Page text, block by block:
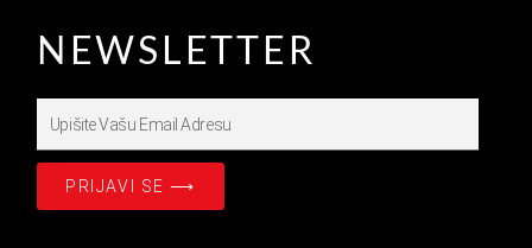
NEWSLETTER
PRIJAVI SE ⟶